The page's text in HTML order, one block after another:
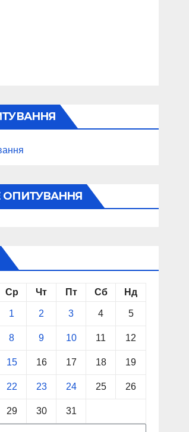
ОПИТУВАННЯ
Ср Чт Пт Сб Нд
1 2 3 4 5
8 9 10 11 12
15 16 17 18 19
22 23 24 25 26
29 30 31